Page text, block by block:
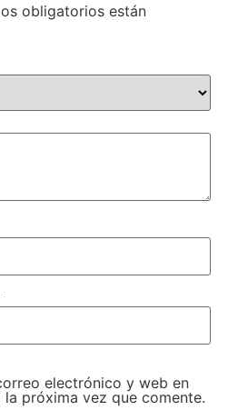
obligatorios están
electrónico y web en
próxima vez que comente.